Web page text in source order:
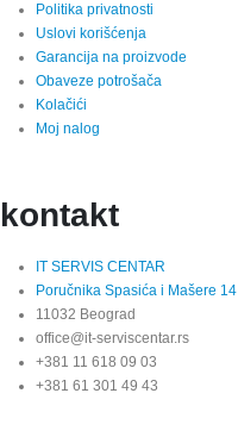
Politika privatnosti
Uslovi korišćenja
Garancija na proizvode
Obaveze potrošača
Kolačići
Moj nalog
kontakt
IT SERVIS CENTAR
Poručnika Spasića i Mašere 14
11032 Beograd
office@it-serviscentar.rs
+381 11 618 09 03
+381 61 301 49 43